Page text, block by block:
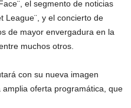
el segmento de noticias
League¨, y el concierto de
de mayor envergadura en la
muchos otros.
con su nueva imagen
oferta programática, que